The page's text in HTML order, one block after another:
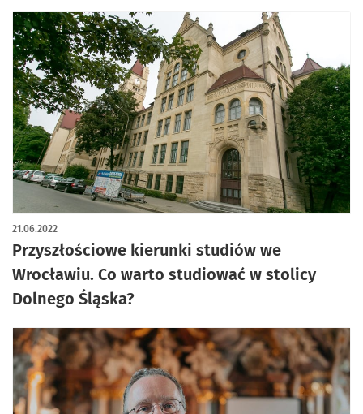
Przyszłościowe kierunki studiów we
Wrocławiu. Co warto studiować w stolicy
Dolnego Śląska?
21.06.2022